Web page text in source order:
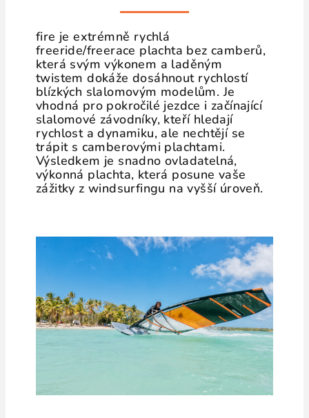
fire je extrémně rychlá
freeride/freerace plachta bez camberů,
která svým výkonem a laděným
twistem dokáže dosáhnout rychlostí
blízkých slalomovým modelům. Je
vhodná pro pokročilé jezdce i začínající
slalomové závodníky, kteří hledají
rychlost a dynamiku, ale nechtějí se
trápit s camberovými plachtami.
Výsledkem je snadno ovladatelná,
výkonná plachta, která posune vaše
zážitky z windsurfingu na vyšší úroveň.